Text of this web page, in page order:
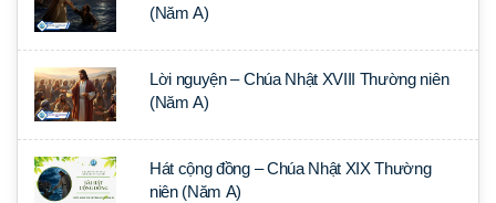
(Năm A)
Lời nguyện – Chúa Nhật XVIII Thường niên
(Năm A)
Hát cộng đồng – Chúa Nhật XIX Thường
niên (Năm A)